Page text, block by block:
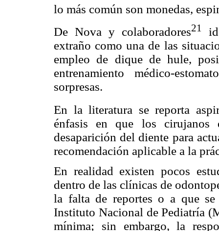
lo más común son monedas,
De Nova y colaboradores21
extraño como una de las
empleo de dique de hule,
entrenamiento médico-
sorpresas.
En la literatura se reporta
énfasis en que los cirujanos
desaparición del diente para
recomendación aplicable a la
En realidad existen pocos
dentro de las clínicas de
la falta de reportes o a que se
Instituto Nacional de Pediatría
mínima; sin embargo, la